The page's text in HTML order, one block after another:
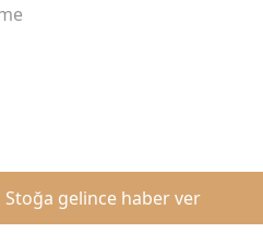
Stoğa gelince haber ver